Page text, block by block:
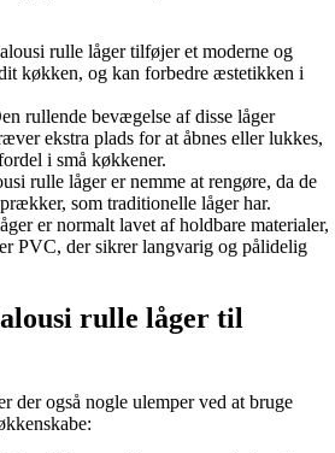
rulle låger tilføjer et moderne og
køkken, og kan forbedre æstetikken i
rullende bevægelse af disse låger
ekstra plads for at åbnes eller lukkes,
i små køkkener.
rulle låger er nemme at rengøre, da de
som traditionelle låger har.
er normalt lavet af holdbare materialer,
PVC, der sikrer langvarig og pålidelig
rulle låger til
der også nogle ulemper ved at bruge